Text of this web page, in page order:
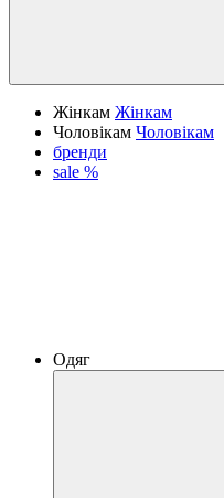
Жінкам Жінкам
Чоловікам Чоловікам
бренди
sale %
Одяг